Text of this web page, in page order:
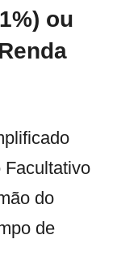
ou
Facultativo
do
de